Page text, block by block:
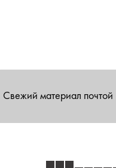
Свежий материал почтой